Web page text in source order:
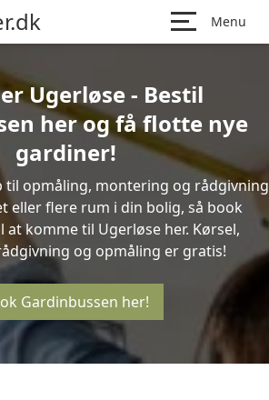
Menu
Ugerløse - Bestil
her og få flotte nye
gardiner!
opmåling, montering og rådgivning
eller flere rum i din bolig, så book
at komme til Ugerløse her. Kørsel,
og opmåling er gratis!
Gardinbussen her!